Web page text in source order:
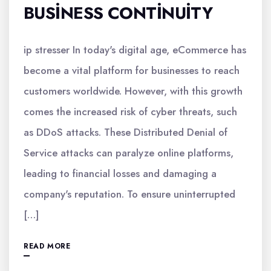
BUSINESS CONTINUITY
ip stresser In today's digital age, eCommerce has
become a vital platform for businesses to reach
customers worldwide. However, with this growth
comes the increased risk of cyber threats, such
as DDoS attacks. These Distributed Denial of
Service attacks can paralyze online platforms,
leading to financial losses and damaging a
company's reputation. To ensure uninterrupted
[…]
READ MORE